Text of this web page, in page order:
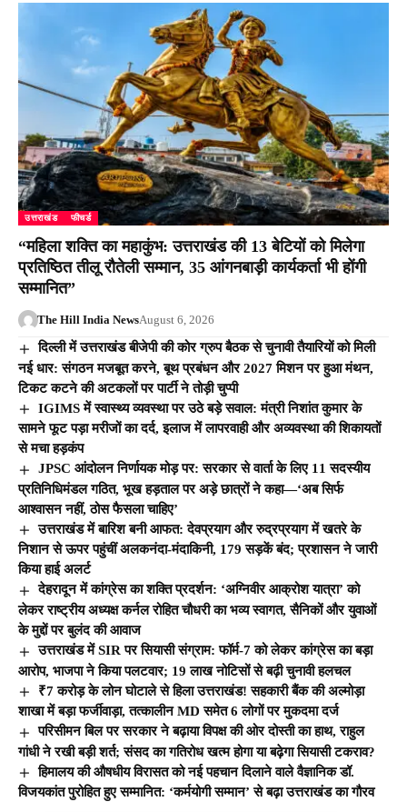
उत्तराखंड फीचर्ड
“महिला शक्ति का महाकुंभ: उत्तराखंड की 13 बेटियों को मिलेगा
प्रतिष्ठित तीलू रौतेली सम्मान, 35 आंगनबाड़ी कार्यकर्ता भी होंगी
सम्मानित”
The Hill India NewsAugust 6, 2026
दिल्ली में उत्तराखंड बीजेपी की कोर ग्रुप बैठक से चुनावी तैयारियों को मिली
नई धार: संगठन मजबूत करने, बूथ प्रबंधन और 2027 मिशन पर हुआ मंथन,
टिकट कटने की अटकलों पर पार्टी ने तोड़ी चुप्पी
IGIMS में स्वास्थ्य व्यवस्था पर उठे बड़े सवाल: मंत्री निशांत कुमार के
सामने फूट पड़ा मरीजों का दर्द, इलाज में लापरवाही और अव्यवस्था की शिकायतों
से मचा हड़कंप
JPSC आंदोलन निर्णायक मोड़ पर: सरकार से वार्ता के लिए 11 सदस्यीय
प्रतिनिधिमंडल गठित, भूख हड़ताल पर अड़े छात्रों ने कहा—‘अब सिर्फ
आश्वासन नहीं, ठोस फैसला चाहिए’
उत्तराखंड में बारिश बनी आफत: देवप्रयाग और रुद्रप्रयाग में खतरे के
निशान से ऊपर पहुंचीं अलकनंदा-मंदाकिनी, 179 सड़कें बंद; प्रशासन ने जारी
किया हाई अलर्ट
देहरादून में कांग्रेस का शक्ति प्रदर्शन: ‘अग्निवीर आक्रोश यात्रा’ को
लेकर राष्ट्रीय अध्यक्ष कर्नल रोहित चौधरी का भव्य स्वागत, सैनिकों और युवाओं
के मुद्दों पर बुलंद की आवाज
उत्तराखंड में SIR पर सियासी संग्राम: फॉर्म-7 को लेकर कांग्रेस का बड़ा
आरोप, भाजपा ने किया पलटवार; 19 लाख नोटिसों से बढ़ी चुनावी हलचल
₹7 करोड़ के लोन घोटाले से हिला उत्तराखंड! सहकारी बैंक की अल्मोड़ा
शाखा में बड़ा फर्जीवाड़ा, तत्कालीन MD समेत 6 लोगों पर मुकदमा दर्ज
परिसीमन बिल पर सरकार ने बढ़ाया विपक्ष की ओर दोस्ती का हाथ, राहुल
गांधी ने रखी बड़ी शर्त; संसद का गतिरोध खत्म होगा या बढ़ेगा सियासी टकराव?
हिमालय की औषधीय विरासत को नई पहचान दिलाने वाले वैज्ञानिक डॉ.
विजयकांत पुरोहित हुए सम्मानित: ‘कर्मयोगी सम्मान’ से बढ़ा उत्तराखंड का गौरव